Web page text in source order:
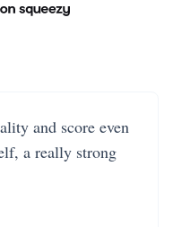
and score even
a really strong